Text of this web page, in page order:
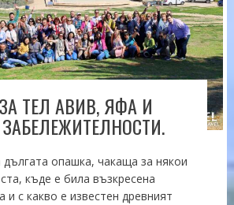
ТЕЛ АВИВ, ЯФА И
дългата опашка, чакаща за някои
къде е била възкресена
и с какво е известен древният